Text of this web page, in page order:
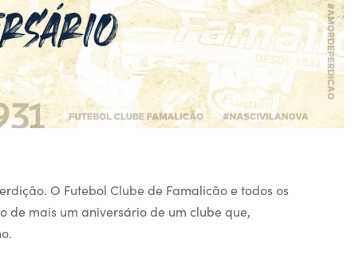
O Futebol Clube de Famalicão e todos os
mais um aniversário de um clube que,